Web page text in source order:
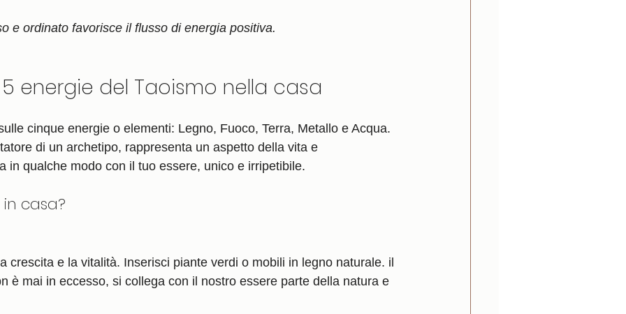
e ordinato favorisce il flusso di energia positiva.
energie del Taoismo nella casa
cinque energie o elementi: Legno, Fuoco, Terra, Metallo e Acqua.
di un archetipo, rappresenta un aspetto della vita e
in qualche modo con il tuo essere, unico e irripetibile.
casa?
crescita e la vitalità. Inserisci piante verdi o mobili in legno naturale. il
è mai in eccesso, si collega con il nostro essere parte della natura e